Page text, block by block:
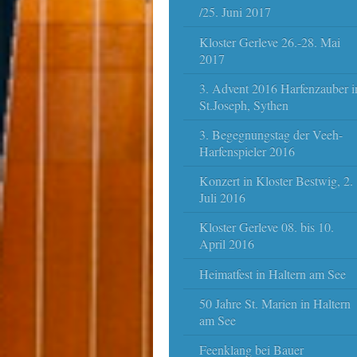
/25. Juni 2017
Kloster Gerleve 26.-28. Mai
2017
3. Advent 2016 Harfenzauber
St.Joseph, Sythen
3. Begegnungstag der Veeh-
Harfenspieler 2016
Konzert in Kloster Bestwig, 2.
Juli 2016
Kloster Gerleve 08. bis 10.
April 2016
Heimatfest in Haltern am See
50 Jahre St. Marien in Haltern
am See
Feenklang bei Bauer